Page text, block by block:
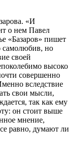
«И
о нем Павел
«Базаров» пишет
самолюбив, но
своей
высоко
совершенно
вследствие
свои мысли,
так как ему
он стоит выше
мнение,
равно, думают ли